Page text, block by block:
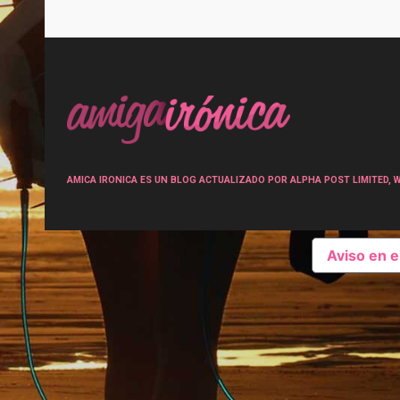
AMICA IRONICA ES UN BLOG ACTUALIZADO POR ALPHA POST
Aviso en